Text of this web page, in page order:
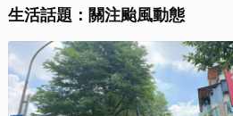
生活話題：關注颱風動態